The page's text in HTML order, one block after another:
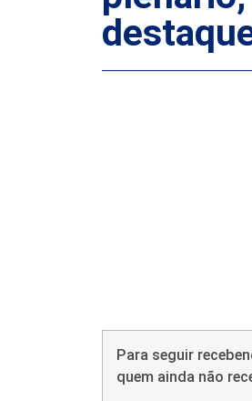
Para seguir
quem ainda não